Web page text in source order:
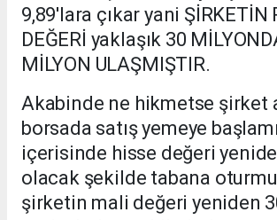
9,89'lara çıkar yani ŞİRKETİN
DEĞERİ yaklaşık 30
MİLYON ULAŞMIŞTIR.
Akabinde ne hikmetse şirket
borsada satış yemeye
içerisinde hisse değeri
olacak şekilde tabana
şirketin mali değeri yeniden